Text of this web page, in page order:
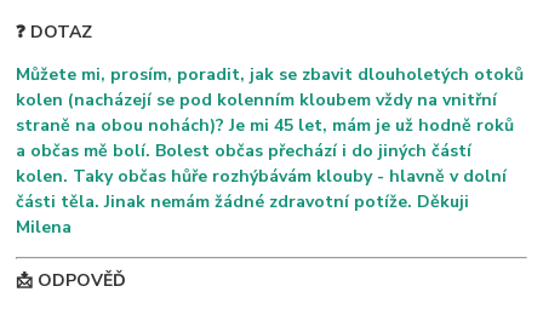
❓ DOTAZ
Můžete mi, prosím, poradit, jak se zbavit dlouholetých otoků
kolen (nacházejí se pod kolenním kloubem vždy na vnitřní
straně na obou nohách)? Je mi 45 let, mám je už hodně roků
a občas mě bolí. Bolest občas přechází i do jiných částí
kolen. Taky občas hůře rozhýbávám klouby - hlavně v dolní
části těla. Jinak nemám žádné zdravotní potíže. Děkuji
Milena
📩 ODPOVĚĎ